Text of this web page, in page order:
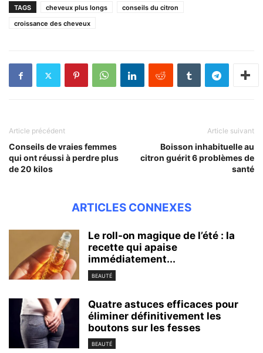
TAGS cheveux plus longs
conseils du citron
croissance des cheveux
Article précédent
Conseils de vraies femmes
qui ont réussi à perdre plus
de 20 kilos
Article suivant
Boisson inhabituelle au
citron guérit 6 problèmes de
santé
ARTICLES CONNEXES
Le roll-on magique de l’été : la
recette qui apaise
immédiatement...
BEAUTÉ
Quatre astuces efficaces pour
éliminer définitivement les
boutons sur les fesses
BEAUTÉ